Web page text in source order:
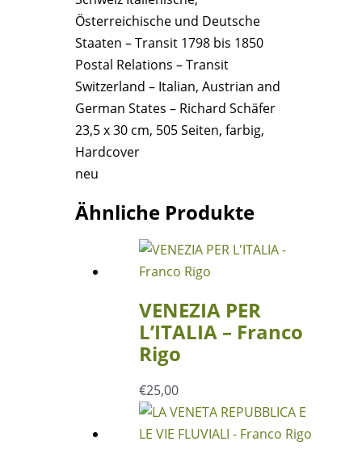
Transit
1798
bis
1850
-
Richard
Schäfer
Menge
Österreichische und Deutsche
Staaten – Transit 1798 bis 1850
Postal Relations – Transit
Switzerland – Italian, Austrian and
German States – Richard Schäfer
23,5 x 30 cm, 505 Seiten, farbig,
Hardcover
neu
Ähnliche Produkte
VENEZIA PER
L’ITALIA – Franco
Rigo
€25,00